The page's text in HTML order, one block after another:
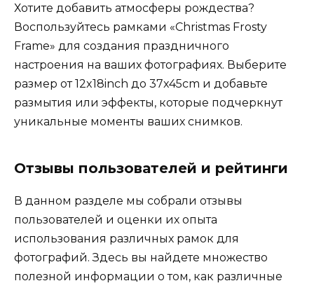
Хотите добавить атмосферы рождества?
Воспользуйтесь рамками «Christmas Frosty
Frame» для создания праздничного
настроения на ваших фотографиях. Выберите
размер от 12x18inch до 37x45cm и добавьте
размытия или эффекты, которые подчеркнут
уникальные моменты ваших снимков.
Отзывы пользователей и рейтинги
В данном разделе мы собрали отзывы
пользователей и оценки их опыта
использования различных рамок для
фотографий. Здесь вы найдете множество
полезной информации о том, как различные